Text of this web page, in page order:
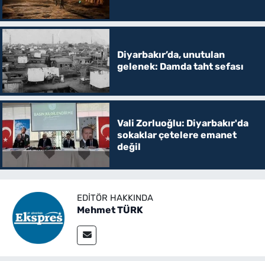
Diyarbakır’da, unutulan
gelenek: Damda taht sefası
Vali Zorluoğlu: Diyarbakır'da
sokaklar çetelere emanet
değil
EDITÖR HAKKINDA
Mehmet TÜRK